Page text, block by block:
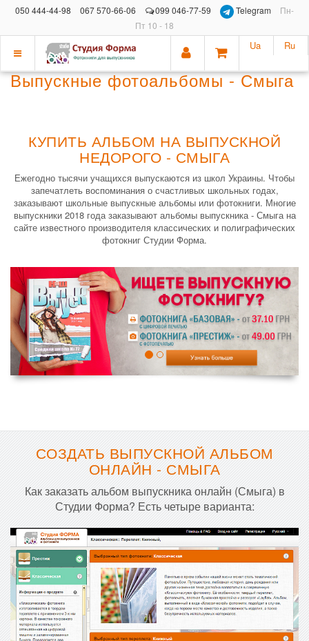
050 444-44-98 067 570-66-06 099 046-77-59 Telegram
Пн-
Пт 10 - 18
Показать
меню
Ua Ru
Выпускные фотоальбомы - Смыга
КУПИТЬ АЛЬБОМ НА ВЫПУСКНОЙ
НЕДОРОГО - СМЫГА
Ежегодно тысячи учащихся выпускаются из школ Украины. Чтобы
запечатлеть воспоминания о счастливых школьных годах,
заказывают школьные выпускные альбомы или фотокниги. Многие
выпускники 2018 года заказывают альбомы выпускника - Смыга на
сайте известного производителя классических и полиграфических
фотокниг Студии Форма.
СОЗДАТЬ ВЫПУСКНОЙ АЛЬБОМ
ОНЛАЙН - СМЫГА
Как заказать альбом выпускника онлайн (Смыга) в
Студии Форма? Есть четыре варианта: